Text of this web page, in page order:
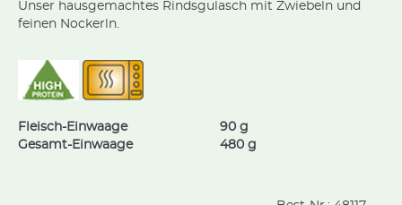
Unser hausgemachtes Rindsgulasch mit Zwiebeln und
feinen Nockerln.
Fleisch-Einwaage
90 g
Gesamt-Einwaage
480 g